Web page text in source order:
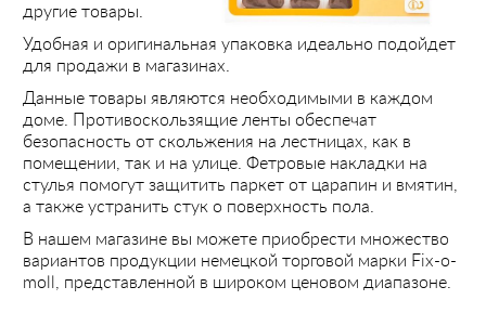
другие товары.
Удобная и оригинальная упаковка идеально подойдет
для продажи в магазинах.
Данные товары являются необходимыми в каждом
доме. Противоскользящие ленты обеспечат
безопасность от скольжения на лестницах, как в
помещении, так и на улице. Фетровые накладки на
стулья помогут защитить паркет от царапин и вмятин,
а также устранить стук о поверхность пола.
В нашем магазине вы можете приобрести множество
вариантов продукции немецкой торговой марки Fix-o-
moll, представленной в широком ценовом диапазоне.